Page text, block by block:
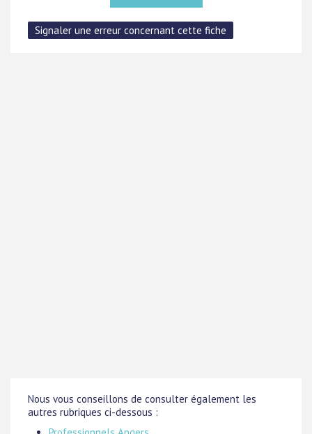
Nous vous conseillons de consulter également les
autres rubriques ci-dessous :